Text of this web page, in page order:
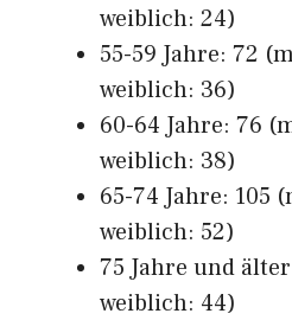
weiblich: 24)
55-59 Jahre: 72
weiblich: 36)
60-64 Jahre: 76
weiblich: 38)
65-74 Jahre: 105
weiblich: 52)
75 Jahre und
weiblich: 44)